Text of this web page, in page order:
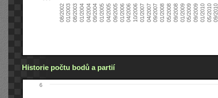
08/200201/200308/200301/200404/200409/200401/200504/200509/200501/200604/200610/200601/200704/200709/200701/200805/200809/200801/200905/200909/200901/201005/201009/
Historie počtu bodů a partií
6